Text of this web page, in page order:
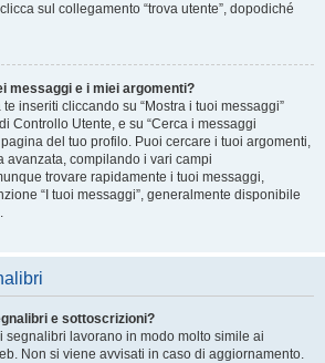
sul collegamento “trova utente”, dopodiché
messaggi e i miei argomenti?
inseriti cliccando su “Mostra i tuoi messaggi”
Controllo Utente, e su “Cerca i messaggi
del tuo profilo. Puoi cercare i tuoi argomenti,
avanzata, compilando i vari campi
trovare rapidamente i tuoi messaggi,
“I tuoi messaggi”, generalmente disponibile
e sottoscrizioni?
segnalibri lavorano in modo molto simile ai
Non si viene avvisati in caso di aggiornamento.